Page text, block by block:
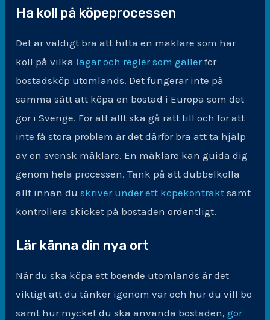
Ha koll på köpeprocessen
Det är väldigt bra att hitta en mäklare som har
koll på vilka lagar och regler som gäller för
bostadsköp utomlands. Det fungerar inte på
samma sätt att köpa en bostad i Europa som det
gör i Sverige. För att allt ska gå rätt till och för att
inte få stora problem är det därför bra att ta hjälp
av en svensk mäklare. En mäklare kan guida dig
genom hela processen. Tänk på att dubbelkolla
allt innan duskriver under ett köpekontrakt samt
kontrollera skicket på bostaden ordentligt.
Lär känna din nya ort
När du ska köpa ett boende utomlands är det
viktigt att du tänker igenom var och hur du vill bo
samt hur mycket du ska använda bostaden,gör